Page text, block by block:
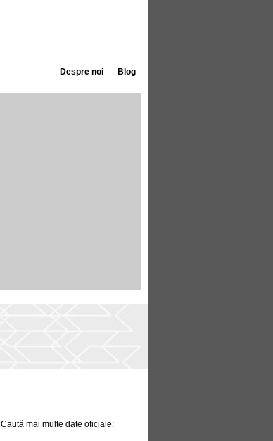
Blog
Despre noi
Caută mai multe date oficiale: